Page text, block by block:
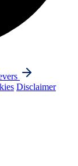
Disclaimer